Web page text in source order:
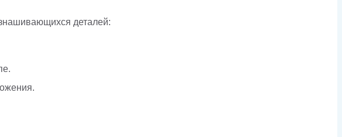
деталей: